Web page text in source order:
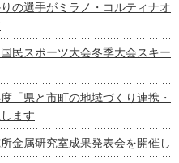
の選手がミラノ・コルティナオ
民スポーツ大会冬季大会スキー
「県と市町の地域づくり連携・
ます
金属研究室成果発表会を開催し